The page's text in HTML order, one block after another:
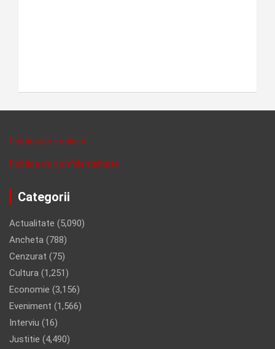
Politica de cookies
Politica de confidentalitate
Categorii
Actualitate (5,090)
Ancheta (788)
Cenzurat (75)
Cultura (1,251)
Economie (3,156)
Eveniment (1,566)
Interviu (16)
Justitie (4,490)